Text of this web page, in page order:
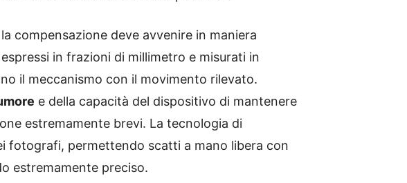
compensazione deve avvenire in maniera
in frazioni di millimetro e misurati in
il meccanismo con il movimento rilevato.
e della capacità del dispositivo di mantenere
estremamente brevi. La tecnologia di
fotografi, permettendo scatti a mano libera con
estremamente preciso.